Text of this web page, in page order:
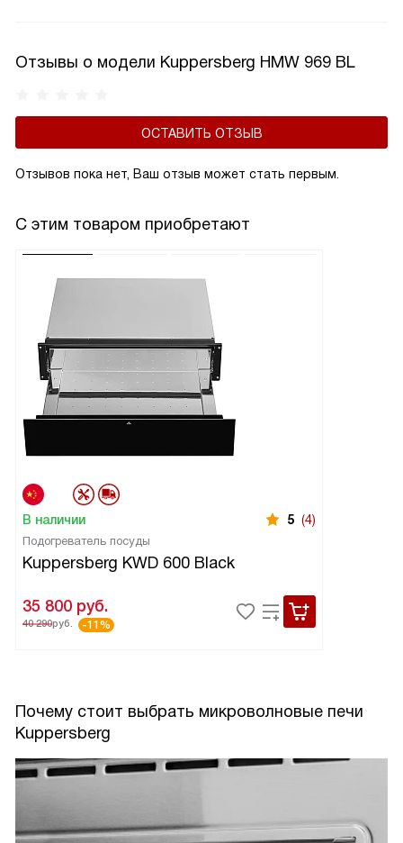
Отзывы о модели Kuppersberg HMW 969 BL
ОСТАВИТЬ ОТЗЫВ
Отзывов пока нет, Ваш отзыв может стать первым.
С этим товаром приобретают
В наличии 5 (4)
Подогреватель посуды
Kuppersberg KWD 600 Black
35 800 руб.
40 290руб. -11%
Почему стоит выбрать микроволновые печи
Kuppersberg